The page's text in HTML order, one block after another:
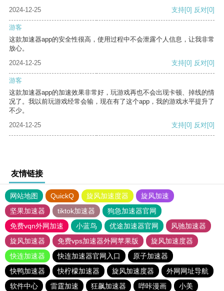
2024-12-25 支持[0] 反对[0]
游客
这款加速器app的安全性很高，使用过程中不会泄露个人信息，让我非常
放心。
2024-12-25
支持[0] 反对[0]
游客
这款加速器app的加速效果非常好，玩游戏再也不会出现卡顿、掉线的情
况了。我以前玩游戏经常会输，现在有了这个app，我的游戏水平提升了
不少。
2024-12-25
支持[0] 反对[0]
友情链接
网站地图 QuickQ 旋风加速度器
旋风加速
坚果加速器
tiktok加速器
狗急加速器官网
免费vqn外网加速
小蓝鸟 优途加速器官网
风驰加速器
旋风加速器
免费vps加速器外网苹果版
旋风加速度器
快连加速器
快连加速器官网入口
原子加速器
快鸭加速器
快柠檬加速器 旋风加速度器
外网网址导航
软件中心
雷霆加速 狂飙加速器 哔咔漫画
小美